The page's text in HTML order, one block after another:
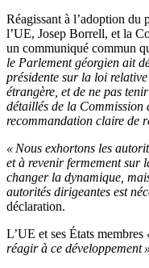
Réagissant à l’adoption
l’UE, Josep Borrell, et la
un communiqué commun
le Parlement géorgien ait
présidente sur la loi
étrangère, et de ne pas
détaillés de la Commission
recommandation claire de
« Nous exhortons les
et à revenir fermement sur
changer la dynamique,
autorités dirigeantes est
déclaration.
L’UE et ses États membres
réagir à ce développement »